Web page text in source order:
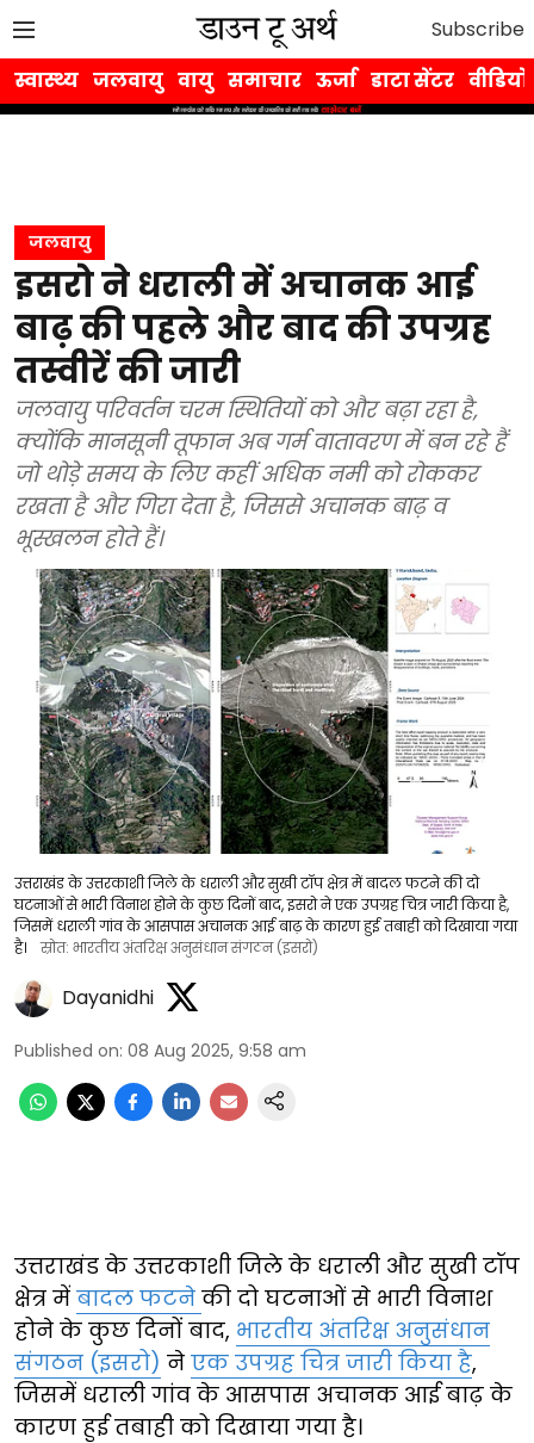
Subscribe
स्वास्थ्य जलवायु वायु समाचार ऊर्जा डाटा सेंटर वीडियो
जलवायु
इसरो ने धराली में अचानक आई
बाढ़ की पहले और बाद की उपग्रह
तस्वीरें की जारी
जलवायु परिवर्तन चरम स्थितियों को और बढ़ा रहा है,
क्योंकि मानसूनी तूफान अब गर्म वातावरण में बन रहे हैं
जो थोड़े समय के लिए कहीं अधिक नमी को रोककर
रखता है और गिरा देता है, जिससे अचानक बाढ़ व
भूस्खलन होते हैं।
उत्तराखंड के उत्तरकाशी जिले के धराली और सुखी टॉप क्षेत्र में बादल फटने की दो
घटनाओं से भारी विनाश होने के कुछ दिनों बाद, इसरो ने एक उपग्रह चित्र जारी किया है,
जिसमें धराली गांव के आसपास अचानक आई बाढ़ के कारण हुई तबाही को दिखाया गया
है।
स्रोत: भारतीय अंतरिक्ष अनुसंधान संगठन (इसरो)
Dayanidhi
Published on: 08 Aug 2025, 9:58 am
उत्तराखंड के उत्तरकाशी जिले के धराली और सुखी टॉप
क्षेत्र में बादल फटने की दो घटनाओं से भारी विनाश
होने के कुछ दिनों बाद, भारतीय अंतरिक्ष अनुसंधान
संगठन (इसरो) ने एक उपग्रह चित्र जारी किया है,
जिसमें धराली गांव के आसपास अचानक आई बाढ़ के
कारण हुई तबाही को दिखाया गया है।